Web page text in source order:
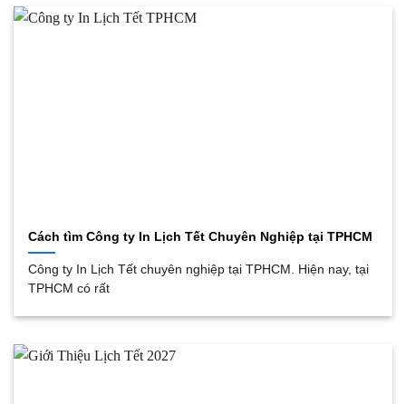
Cách tìm Công ty In Lịch Tết Chuyên Nghiệp tại TPHCM
Công ty In Lịch Tết chuyên nghiệp tại TPHCM. Hiện nay, tại
TPHCM có rất